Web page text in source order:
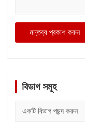
বিভাগ সমূহ
সমূহ